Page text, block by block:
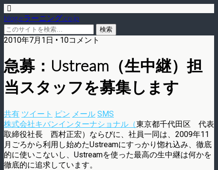
blog.eラーニング.co.jp
2010年7月1日 • 10コメント
急募：Ustream（生中継）担
当スタッフを募集します
共有 ツイート ピン メール SMS
株式会社キバンインターナショナル（東京都千代田区 代表
取締役社長 西村正宏）ならびに、社員一同は、2009年11
月ごろから利用し始めたUstreamにすっかり惚れ込み、徹底
的に使いこないし、Ustreamを使った最高の生中継は何かを
徹底的に追求しています。